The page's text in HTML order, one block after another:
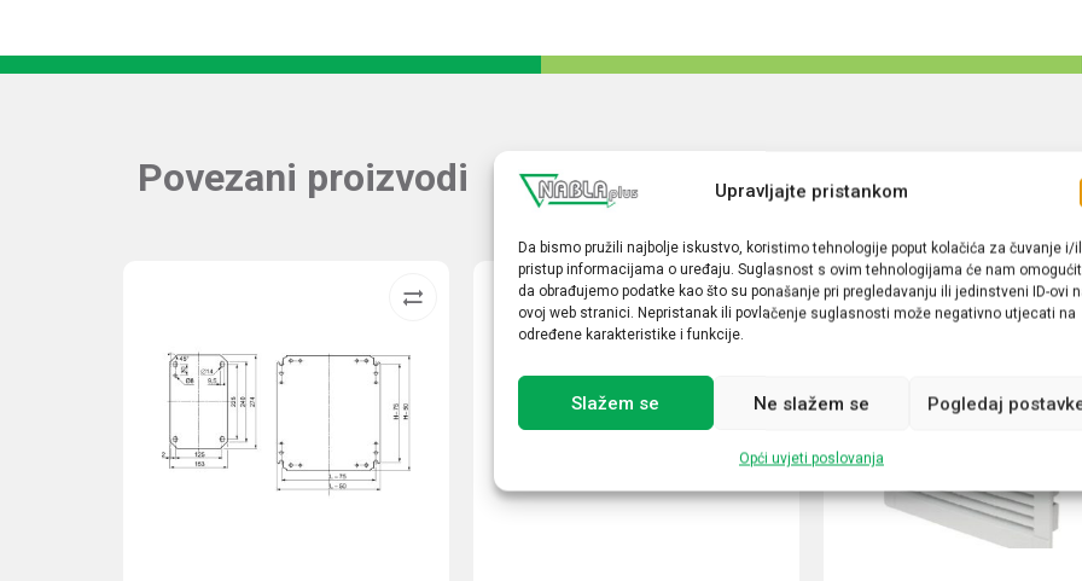
Upravljajte pristankom
Da bismo pružili najbolje iskustvo, koristimo tehnologije poput kolačića za čuvanje i/
pristup informacijama o uređaju. Suglasnost s ovim tehnologijama će nam
da obrađujemo podatke kao što su ponašanje pri pregledavanju ili jedinstveni ID-ovi
ovoj web stranici. Nepristanak ili povlačenje suglasnosti može negativno utjecati na
određene karakteristike i funkcije.
Slažem se Ne slažem se Pogledaj
Opći uvjeti poslovanja
Povezani proizvodi